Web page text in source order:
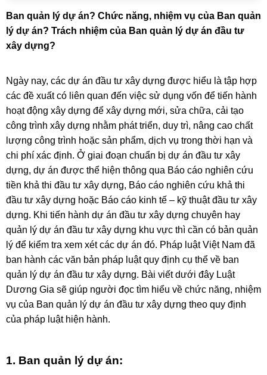
Ban quản lý dự án? Chức năng, nhiệm vụ của Ban quản
lý dự án? Trách nhiệm của Ban quản lý dự án đầu tư
xây dựng?
Ngày nay, các dự án đầu tư xây dựng được hiểu là tập hợp
các đề xuất có liên quan đến việc sử dụng vốn để tiến hành
hoạt động xây dựng để xây dựng mới, sửa chữa, cải tạo
công trình xây dựng nhằm phát triển, duy trì, nâng cao chất
lượng công trình hoặc sản phẩm, dịch vụ trong thời hạn và
chi phí xác định. Ở giai đoạn chuẩn bị dự án đầu tư xây
dựng, dự án được thể hiện thông qua Báo cáo nghiên cứu
tiền khả thi đầu tư xây dựng, Báo cáo nghiên cứu khả thi
đầu tư xây dựng hoặc Báo cáo kinh tế – kỹ thuật đầu tư xây
dựng. Khi tiến hành dự án đầu tư xây dựng chuyên hay
quản lý dự án đầu tư xây dựng khu vực thì cần có bản quản
lý để kiểm tra xem xét các dự án đó. Pháp luật Việt Nam đã
ban hành các văn bản pháp luật quy định cụ thể về ban
quản lý dự án đầu tư xây dựng. Bài viết dưới đây Luật
Dương Gia sẽ giúp người đọc tìm hiểu về chức năng, nhiệm
vụ của Ban quản lý dự án đầu tư xây dựng theo quy định
của pháp luật hiện hành.
1. Ban quản lý dự án: